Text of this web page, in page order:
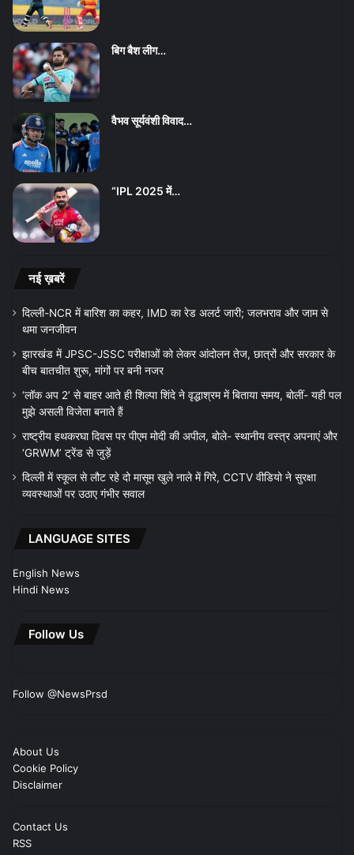
बिग बैश लीग…
वैभव सूर्यवंशी विवाद…
“IPL 2025 में…
नई ख़बरें
दिल्ली-NCR में बारिश का कहर, IMD का रेड अलर्ट जारी; जलभराव और जाम से
थमा जनजीवन
झारखंड में JPSC-JSSC परीक्षाओं को लेकर आंदोलन तेज, छात्रों और सरकार के
बीच बातचीत शुरू, मांगों पर बनी नजर
‘लॉक अप 2’ से बाहर आते ही शिल्पा शिंदे ने वृद्धाश्रम में बिताया समय, बोलीं- यही पल
मुझे असली विजेता बनाते हैं
राष्ट्रीय हथकरघा दिवस पर पीएम मोदी की अपील, बोले- स्थानीय वस्त्र अपनाएं और
‘GRWM’ ट्रेंड से जुड़ें
दिल्ली में स्कूल से लौट रहे दो मासूम खुले नाले में गिरे, CCTV वीडियो ने सुरक्षा
व्यवस्थाओं पर उठाए गंभीर सवाल
LANGUAGE SITES
English News
Hindi News
Follow Us
Follow @NewsPrsd
About Us
Cookie Policy
Disclaimer
Contact Us
RSS